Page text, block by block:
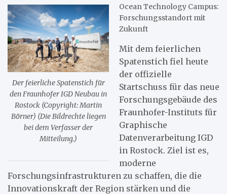
Der feierliche Spatenstich für
den Fraunhofer IGD Neubau in
Rostock (Copyright: Martin
Börner) (Die Bildrechte liegen
bei dem Verfasser der
Mitteilung.)
Ocean Technology Campus:
Forschungsstandort mit
Zukunft
Mit dem feierlichen
Spatenstich fiel heute
der offizielle
Startschuss für das neue
Forschungsgebäude des
Fraunhofer-Instituts für
Graphische
Datenverarbeitung IGD
in Rostock. Ziel ist es,
moderne
Forschungsinfrastrukturen zu schaffen, die die
Innovationskraft der Region stärken und die